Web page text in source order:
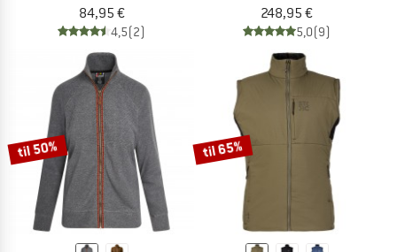
84,95 €
4,5(2)
248,95 €
5,0(9)
til 50% til 65%